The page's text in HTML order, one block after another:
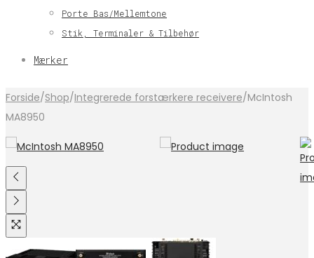
Porte Bas/Mellemtone
Stik, Terminaler & Tilbehør
Mærker
Forside/Shop/Integrerede forstærkere receivere/McIntosh
MA8950